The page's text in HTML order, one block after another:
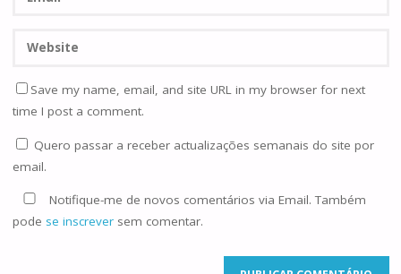
Save my name, email, and site URL in my browser for next
time I post a comment.
Quero passar a receber actualizações semanais do site por
email.
Notifique-me de novos comentários via Email. Também
pode se inscreversem comentar.